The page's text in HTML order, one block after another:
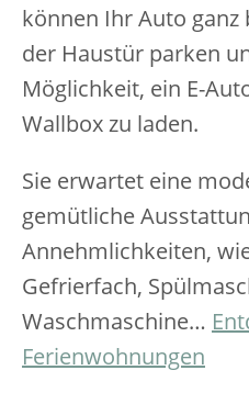
können Ihr Auto
der Haustür parken
Möglichkeit, ein E-
Wallbox zu laden.
Sie erwartet eine
gemütliche
Annehmlichkeiten,
Gefrierfach,
Waschmaschine…
Ferienwohnungen